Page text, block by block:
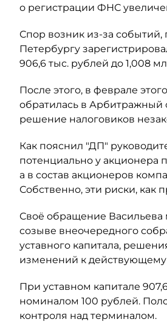
о регистрации ФНС
Спор возник из-за
Петербургу
906,6 тыс. рублей до 1,008
После этого, в феврале
обратилась в Арбитражный
решение налоговиков
Как пояснил "ДП"
потенциально у акционера
а в состав акционеров
Собственно, эти риски, как
Своё обращение Васильева
созыве внеочередного
уставного капитала,
изменений к действующему
При уставном капитале
номиналом 100 рублей.
контроля над терминалом.